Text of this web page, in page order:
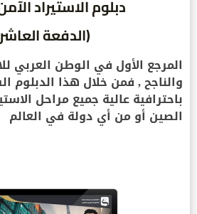
دبلوم الاستيراد
(الدفعة
المرجع الأول في الوطن العربي
والناجح , فمن خلال هذا
باحترافية عالية جميع مراحل
الصين أو من أي دولة في العالم